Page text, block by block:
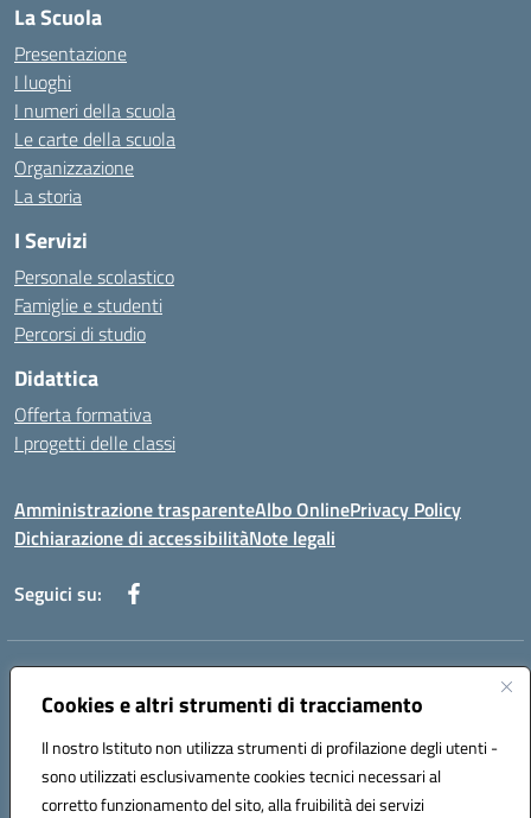
Cookies e altri strumenti di tracciamento
Il nostro Istituto non utilizza strumenti di profilazione degli utenti -
sono utilizzati esclusivamente cookies tecnici necessari al
corretto funzionamento del sito, alla fruibilità dei servizi
La Scuola
Presentazione
I luoghi
I numeri della scuola
Le carte della scuola
Organizzazione
La storia
I Servizi
Personale scolastico
Famiglie e studenti
Percorsi di studio
Didattica
Offerta formativa
I progetti delle classi
Amministrazione trasparenteAlbo OnlinePrivacy Policy
Dichiarazione di accessibilitàNote legali
Seguici su:
Indirizzo:
Centralino:+39 0965 78 12 60 Email:rcic841003@istruzione.it
Codice fiscale: 92034530805
Codice meccanografico:
rcic841003